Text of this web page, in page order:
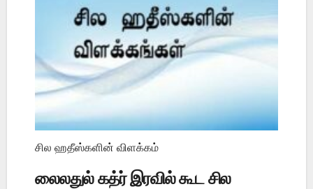
சில ஹதீஸ்களின் விளக்கம்
லைலதுல் கத்ர் இரவில் கூட சில